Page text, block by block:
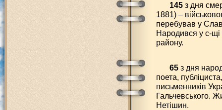
145з дня
1881) –
перебував у
Народився у с-щі
району.
65з дня
поета,
письменників
Гальчевського.
Нетішин.